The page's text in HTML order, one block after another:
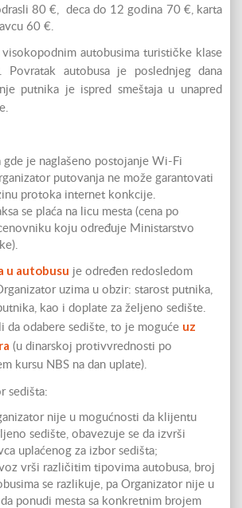
80 €, deca do 12 godina 70 €, karta
60 €.
autobusima turističke klase
Povratak autobusa je poslednjeg dana
putnika je ispred smeštaja u unapred
gde je naglašeno postojanje Wi-Fi
putovanja ne može garantovati
protoka internet konkcije.
se plaća na licu mesta (cena po
koju određuje Ministarstvo
u autobusu je određen redosledom
uzima u obzir: starost putnika,
kao i doplate za željeno sedište.
odabere sedište, to je moguće uz
(u dinarskoj protivvrednosti po
kursu NBS na dan uplate).
sedišta:
nije u mogućnosti da klijentu
sedište, obavezuje se da izvrši
uplaćenog za izbor sedišta;
vrši različitim tipovima autobusa, broj
se razlikuje, pa Organizator nije u
ponudi mesta sa konkretnim brojem